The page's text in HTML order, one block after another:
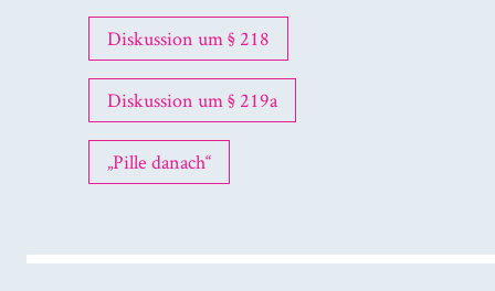
Diskussion um § 218
Diskussion um § 219a
„Pille danach“